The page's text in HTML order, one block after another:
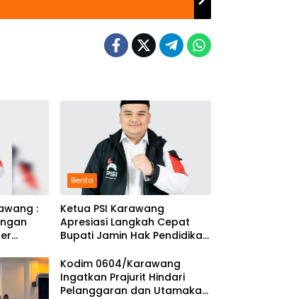
:
Berita
Ketua PSI Karawang
Apresiasi Langkah Cepat
Bupati Jamin Hak Pendidikan
Kodim 0604/Karawang
Ingatkan Prajurit Hindari
Pelanggaran dan Utamakan